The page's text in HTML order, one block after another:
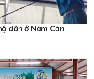
dân ở Năm Căn